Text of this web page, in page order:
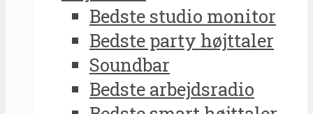
Bedste studio monitor
Bedste party højttaler
Soundbar
Bedste arbejdsradio